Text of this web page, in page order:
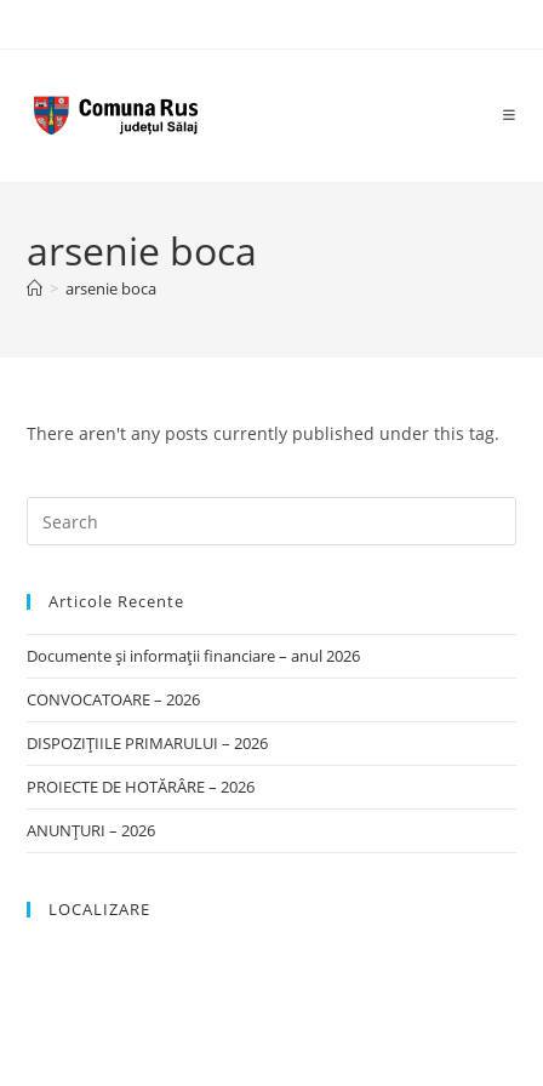
arsenie boca
> arsenie boca
There aren't any posts currently published under this tag.
Articole Recente
Documente și informații financiare – anul 2026
CONVOCATOARE – 2026
DISPOZIȚIILE PRIMARULUI – 2026
PROIECTE DE HOTĂRÂRE – 2026
ANUNȚURI – 2026
LOCALIZARE